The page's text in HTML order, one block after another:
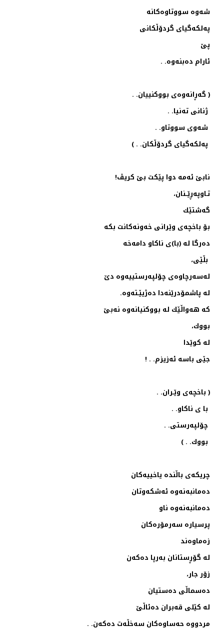
شه‌وه‌ سووتاوه‌كانه‌
په‌لكه‌گیای گردۆڵكانی
پێ
ئارام ده‌بنه‌وه‌. .
( گه‌ڕانه‌وه‌ی بووكنییان. .
ژنانی ته‌نیا. .
شه‌وی سووتاو. .
په‌لكه‌گیای گردۆڵكان. . )
نابێ ئه‌مه‌‌ دوا پێكت بێ كریڤ!
تـاوپه‌ڕێــنان،
گه‌شتێك
بۆ باخچه‌ی وێرانی خه‌ونه‌كانت بكه‌
ده‌رگا له‌ (با)ی ناكاو دامه‌خه
بڵێی،
له‌سه‌رچاوه‌ی چۆلپه‌رستییه‌وه‌‌ دێ
له‌ پاشمۆدرێنه‌دا ده‌ژیێـته‌وه‌.
كه‌ هه‌واڵێك له‌ بووكنیانه‌وه‌ نه‌بێ
بووك،
له‌ كوێدا
جێی باسه‌ ئه‌زیزم. . !
( باخچه‌ی وێـران. .
با ی ناكاو. .
چۆلپه‌رستی. .
بووك. . )
چریكه‌ی باڵنده‌ یاخییه‌كان
ده‌مانبه‌نه‌وه‌ ئه‌شكه‌وتان
ده‌مانبه‌نه‌وه‌ ناو
پرسیاره‌ سه‌رمۆره‌كان
زه‌ماوه‌ند
له‌ گۆڕستانان به‌رپا ده‌كه‌ن
زۆر جار،
ده‌سماڵی ده‌ستیان
له‌ كێلی قه‌بران ده‌ئاڵێ
مردووه‌ حه‌ساوه‌كان سه‌خڵه‌ت ده‌كه‌ن. .